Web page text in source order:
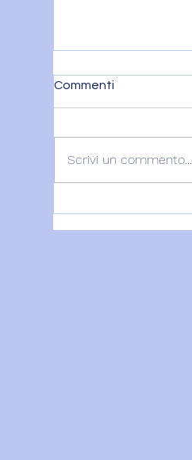
Commenti
Scrivi un commento...